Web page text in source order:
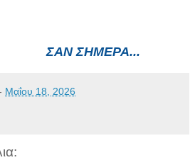
ΣΑΝ ΣΗΜΕΡΑ...
Μαΐου 18, 2026